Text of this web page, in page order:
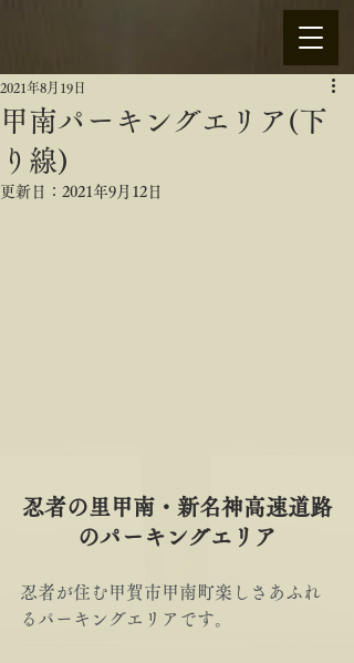
甲南パーキングエリア(下
り線)
2021年8月19日
更新日： 2021年9月12日
忍者の里甲南・新名神高速道路
のパーキングエリア
忍者が住む甲賀市甲南町楽しさあふれ
るパーキングエリアです。